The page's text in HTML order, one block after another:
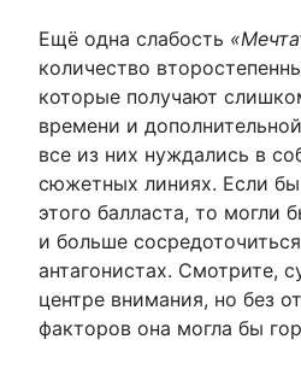
Ещё одна слабость
количество
которые получают
времени и
все из них нуждались в
сюжетных линиях. Если
этого балласта, то могли
и больше
антагонистах. Смотрите,
центре внимания, но без
факторов она могла бы